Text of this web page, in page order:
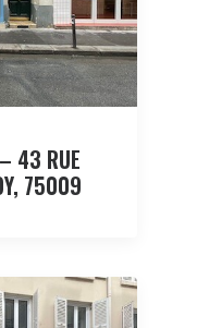
43 RUE
75009